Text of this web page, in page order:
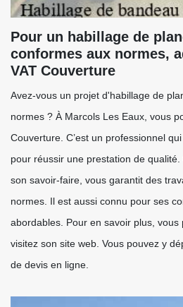
Pour un habillage de
conformes aux normes,
VAT Couverture
Avez-vous un projet d'habillage de
normes ? À Marcols Les Eaux, vous
Couverture. C’est un professionnel
pour réussir une prestation de
son savoir-faire, vous garantit des
normes. Il est aussi connu pour ses
abordables. Pour en savoir plus, vous
visitez son site web. Vous pouvez y
de devis en ligne.